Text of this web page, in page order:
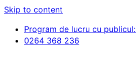
Skip to content
Program de lucru cu
0264 368 236